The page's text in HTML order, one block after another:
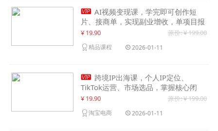
 AI视频变现课，学完即可创作短
片、接商单，实现副业增收，单项目报
价可达千元
¥ 19.90 原价: ¥ 199.00
精品课程 2026-01-11
 跨境IP出海课，个人IP定位、
TikTok运营、市场选品，掌握核心闭
环，实现月入1万美金+
¥ 19.90 原价: ¥ 199.00
淘宝电商 2026-01-11